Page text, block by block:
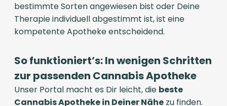
bestimmte Sorten angewiesen bist oder Deine
Therapie individuell abgestimmt ist, ist eine
kompetente Apotheke entscheidend.
So funktioniert’s: In wenigen Schritten
zur passenden Cannabis Apotheke
Unser Portal macht es Dir leicht, die beste
Cannabis Apotheke in Deiner Nähe zu finden.